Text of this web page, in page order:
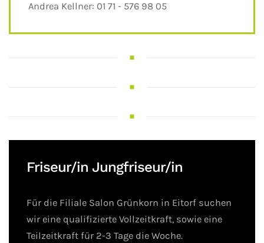
Andrea Kellner: 01 71 - 576 98 05
Friseur/in Jungfriseur/in
Für die Filiale Salon Grünkorn in Eitorf suchen
wir eine qualifizierte Vollzeitkraft, sowie eine
Teilzeitkraft für 2-3 Tage die Woche.